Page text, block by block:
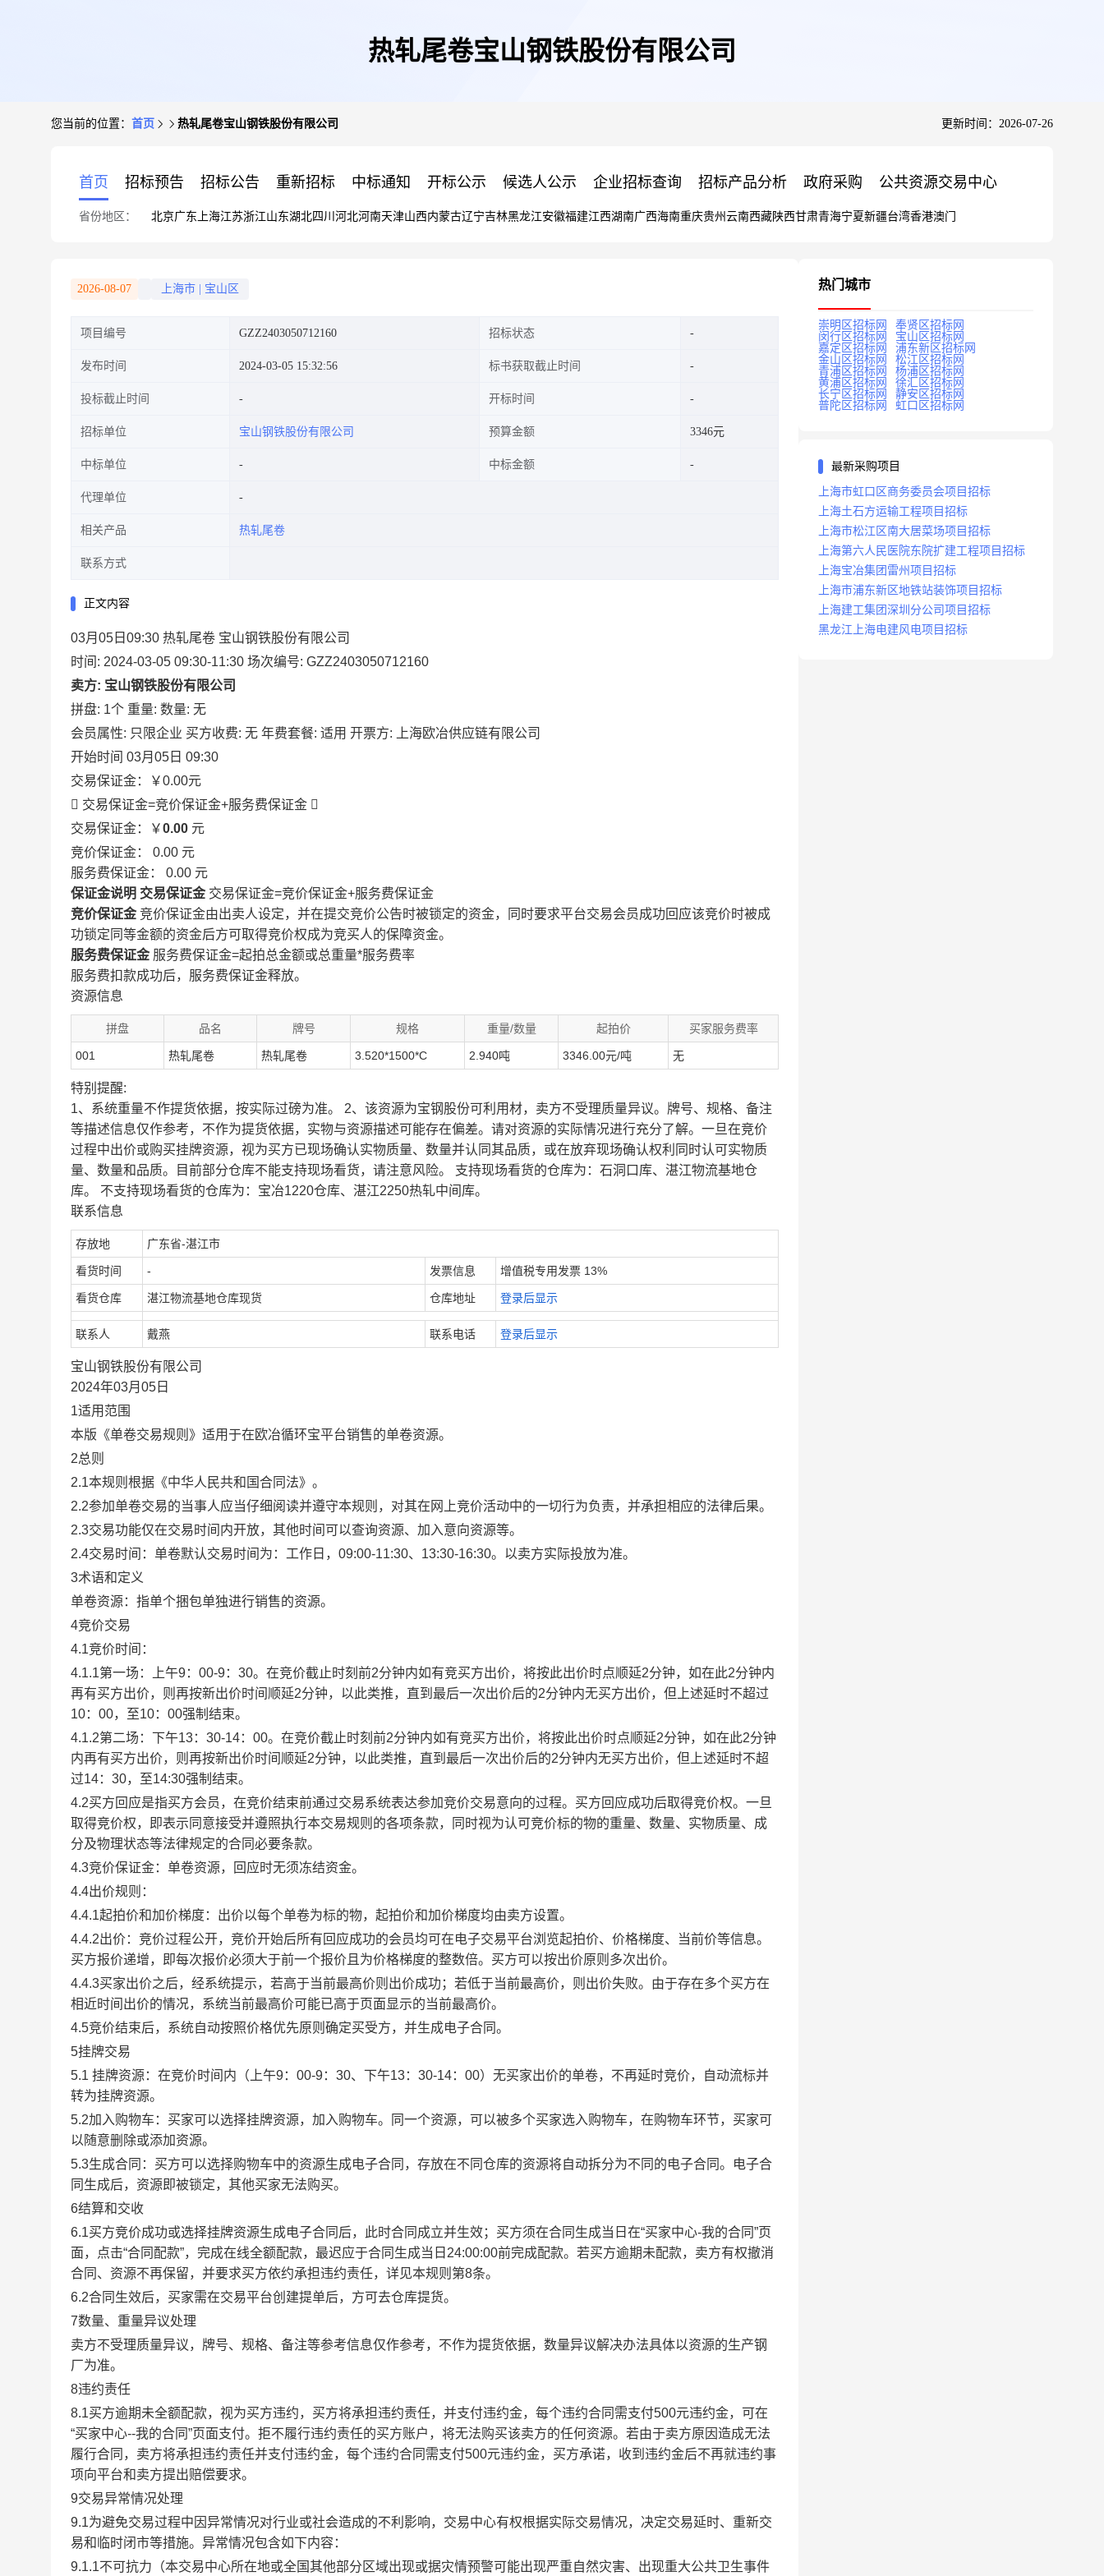
热轧尾卷宝山钢铁股份有限公司
您当前的位置： 首页 热轧尾卷宝山钢铁股份有限公司 更新时间：2026-07-26
首页 招标预告 招标公告 重新招标 中标通知 开标公示 候选人公示 企业招标查询 招标产品分析 政府采购 公共资源交易中心
省份地区： 北京广东 上海江苏浙江山东湖北四川 河北河南天津山西内蒙古辽宁吉林黑龙江安徽福建江西湖南广西海南重庆贵州 云南西藏陕西甘肃青海宁夏新疆台湾香港澳门
2026-08-07 上海市 宝山区
项目编号 GZZ2403050712160 招标状态
发布时间 2024-03-05 15:32:56 标书获取截止时间
投标截止时间 开标时间
招标单位 宝山钢铁股份有限公司 预算金额 3346元
中标单位 中标金额
代理单位
相关产品 热轧尾卷
联系方式
正文内容
03月05日09:30 热轧尾卷 宝山钢铁股份有限公司
时间: 2024-03-05 09:30-11:30 场次编号: GZZ2403050712160
卖方: 宝山钢铁股份有限公司
拼盘: 1个 重量: 数量: 无
会员属性: 只限企业 买方收费: 无 年费套餐: 适用 开票方: 上海欧冶供应链有限公司
开始时间 03月05日 09:30
交易保证金：
￥0.00元
 交易保证金=竞价保证金+服务费保证金 
交易保证金：￥0.00 元
竞价保证金： 0.00 元
服务费保证金： 0.00 元
保证金说明 交易保证金 交易保证金=竞价保证金+服务费保证金
竞价保证金 竞价保证金由出卖人设定，并在提交竞价公告时被锁定的资金，同时要求平台交易会员成功回应该竞价时被成
功锁定同等金额的资金后方可取得竞价权成为竞买人的保障资金。
服务费保证金 服务费保证金=起拍总金额或总重量*服务费率
服务费扣款成功后，服务费保证金释放。
资源信息
拼盘 品名 牌号 规格 重量/数量 起拍价 买家服务费率
001 热轧尾卷 热轧尾卷 3.520*1500*C 2.940吨 3346.00元/吨 无
特别提醒:
1、系统重量不作提货依据，按实际过磅为准。 2、该资源为宝钢股份可利用材，卖方不受理质量异议。牌号、规格、备注
等描述信息仅作参考，不作为提货依据，实物与资源描述可能存在偏差。请对资源的实际情况进行充分了解。一旦在竞价
过程中出价或购买挂牌资源，视为买方已现场确认实物质量、数量并认同其品质，或在放弃现场确认权利同时认可实物质
量、数量和品质。目前部分仓库不能支持现场看货，请注意风险。 支持现场看货的仓库为：石洞口库、湛江物流基地仓
库。 不支持现场看货的仓库为：宝冶1220仓库、湛江2250热轧中间库。
联系信息
存放地 广东省-湛江市
看货时间 - 发票信息 增值税专用发票 13%
看货仓库 湛江物流基地仓库现货 仓库地址 登录后显示
联系人 戴燕 联系电话 登录后显示
宝山钢铁股份有限公司
2024年03月05日
1适用范围
本版《单卷交易规则》适用于在欧冶循环宝平台销售的单卷资源。
2总则
2.1本规则根据《中华人民共和国合同法》。
2.2参加单卷交易的当事人应当仔细阅读并遵守本规则，对其在网上竞价活动中的一切行为负责，并承担相应的法律后果。
2.3交易功能仅在交易时间内开放，其他时间可以查询资源、加入意向资源等。
2.4交易时间：单卷默认交易时间为：工作日，09:00-11:30、13:30-16:30。以卖方实际投放为准。
3术语和定义
单卷资源：指单个捆包单独进行销售的资源。
4竞价交易
4.1竞价时间：
4.1.1第一场：上午9：00-9：30。在竞价截止时刻前2分钟内如有竞买方出价，将按此出价时点顺延2分钟，如在此2分钟内
再有买方出价，则再按新出价时间顺延2分钟，以此类推，直到最后一次出价后的2分钟内无买方出价，但上述延时不超过
10：00，至10：00强制结束。
4.1.2第二场：下午13：30-14：00。在竞价截止时刻前2分钟内如有竞买方出价，将按此出价时点顺延2分钟，如在此2分钟
内再有买方出价，则再按新出价时间顺延2分钟，以此类推，直到最后一次出价后的2分钟内无买方出价，但上述延时不超
过14：30，至14:30强制结束。
4.2买方回应是指买方会员，在竞价结束前通过交易系统表达参加竞价交易意向的过程。买方回应成功后取得竞价权。一旦
取得竞价权，即表示同意接受并遵照执行本交易规则的各项条款，同时视为认可竞价标的物的重量、数量、实物质量、成
分及物理状态等法律规定的合同必要条款。
4.3竞价保证金：单卷资源，回应时无须冻结资金。
4.4出价规则：
4.4.1起拍价和加价梯度：出价以每个单卷为标的物，起拍价和加价梯度均由卖方设置。
4.4.2出价：竞价过程公开，竞价开始后所有回应成功的会员均可在电子交易平台浏览起拍价、价格梯度、当前价等信息。
买方报价递增，即每次报价必须大于前一个报价且为价格梯度的整数倍。买方可以按出价原则多次出价。
4.4.3买家出价之后，经系统提示，若高于当前最高价则出价成功；若低于当前最高价，则出价失败。由于存在多个买方在
相近时间出价的情况，系统当前最高价可能已高于页面显示的当前最高价。
4.5竞价结束后，系统自动按照价格优先原则确定买受方，并生成电子合同。
5挂牌交易
5.1 挂牌资源：在竞价时间内（上午9：00-9：30、下午13：30-14：00）无买家出价的单卷，不再延时竞价，自动流标并
转为挂牌资源。
5.2加入购物车：买家可以选择挂牌资源，加入购物车。同一个资源，可以被多个买家选入购物车，在购物车环节，买家可
以随意删除或添加资源。
5.3生成合同：买方可以选择购物车中的资源生成电子合同，存放在不同仓库的资源将自动拆分为不同的电子合同。电子合
同生成后，资源即被锁定，其他买家无法购买。
6结算和交收
6.1买方竞价成功或选择挂牌资源生成电子合同后，此时合同成立并生效；买方须在合同生成当日在“买家中心-我的合同”页
面，点击“合同配款”，完成在线全额配款，最迟应于合同生成当日24:00:00前完成配款。若买方逾期未配款，卖方有权撤消
合同、资源不再保留，并要求买方依约承担违约责任，详见本规则第8条。
6.2合同生效后，买家需在交易平台创建提单后，方可去仓库提货。
7数量、重量异议处理
卖方不受理质量异议，牌号、规格、备注等参考信息仅作参考，不作为提货依据，数量异议解决办法具体以资源的生产钢
厂为准。
8违约责任
8.1买方逾期未全额配款，视为买方违约，买方将承担违约责任，并支付违约金，每个违约合同需支付500元违约金，可在
“买家中心--我的合同”页面支付。拒不履行违约责任的买方账户，将无法购买该卖方的任何资源。若由于卖方原因造成无法
履行合同，卖方将承担违约责任并支付违约金，每个违约合同需支付500元违约金，买方承诺，收到违约金后不再就违约事
项向平台和卖方提出赔偿要求。
9交易异常情况处理
9.1为避免交易过程中因异常情况对行业或社会造成的不利影响，交易中心有权根据实际交易情况，决定交易延时、重新交
易和临时闭市等措施。异常情况包含如下内容：
9.1.1不可抗力（本交易中心所在地或全国其他部分区域出现或据灾情预警可能出现严重自然灾害、出现重大公共卫生事件
热门城市
崇明区招标网
奉贤区招标网
闵行区招标网
宝山区招标网
嘉定区招标网
浦东新区招标网
金山区招标网
松江区招标网
青浦区招标网
杨浦区招标网
黄浦区招标网
徐汇区招标网
长宁区招标网
静安区招标网
普陀区招标网
虹口区招标网
最新采购项目
上海市虹口区商务委员会项目招标
上海土石方运输工程项目招标
上海市松江区南大居菜场项目招标
上海第六人民医院东院扩建工程项目招标
上海宝冶集团雷州项目招标
上海市浦东新区地铁站装饰项目招标
上海建工集团深圳分公司项目招标
黑龙江上海电建风电项目招标